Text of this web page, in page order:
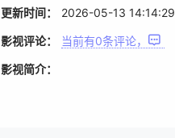
更新时间： 2026-05-13 14:14:29
影视评论： 当前有0条评论，
影视简介：